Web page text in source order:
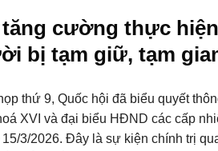
cường thực
bị tạm giữ, tạm
thứ 9, Quốc hội đã biểu quyết
XVI và đại biểu HĐND các cấp
3/2026. Đây là sự kiện chính trị